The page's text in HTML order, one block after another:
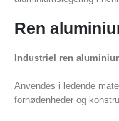
Ren
Industriel ren
Anvendes i ledende
fornødenheder og